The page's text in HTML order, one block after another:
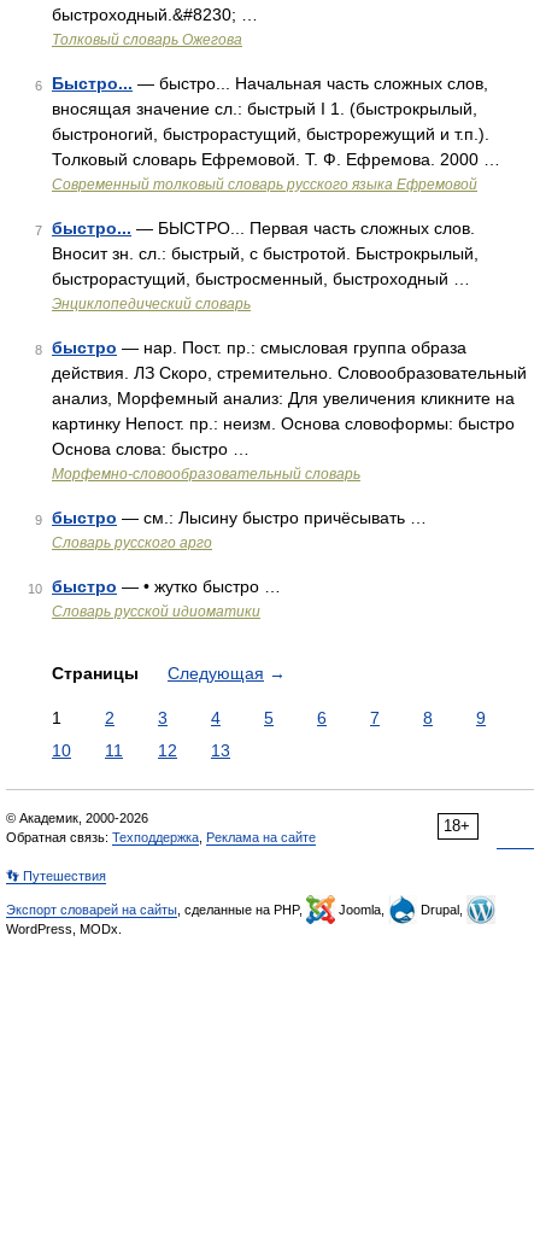
быстроходный.&#8230; …
Толковый словарь Ожегова
6 Быстро... — быстро... Начальная часть сложных слов,
вносящая значение сл.: быстрый I 1. (быстрокрылый,
быстроногий, быстрорастущий, быстрорежущий и т.п.).
Толковый словарь Ефремовой. Т. Ф. Ефремова. 2000 …
Современный толковый словарь русского языка Ефремовой
7 быстро... — БЫСТРО... Первая часть сложных слов.
Вносит зн. сл.: быстрый, с быстротой. Быстрокрылый,
быстрорастущий, быстросменный, быстроходный …
Энциклопедический словарь
8 быстро — нар. Пост. пр.: смысловая группа образа
действия. ЛЗ Скоро, стремительно. Словообразовательный
анализ, Морфемный анализ: Для увеличения кликните на
картинку Непост. пр.: неизм. Основа словоформы: быстро
Основа слова: быстро …
Морфемно-словообразовательный словарь
9 быстро — см.: Лысину быстро причёсывать …
Словарь русского арго
10 быстро — • жутко быстро …
Словарь русской идиоматики
Страницы Следующая →
1 2 3 4 5 6 7 8
9
10
11 12 13
18+
© Академик, 2000-2026
Обратная связь: Техподдержка Реклама на сайте
👣 Путешествия
Экспорт словарей на сайты , сделанные на PHP, Joomla,
Drupal,
WordPress, MODx.